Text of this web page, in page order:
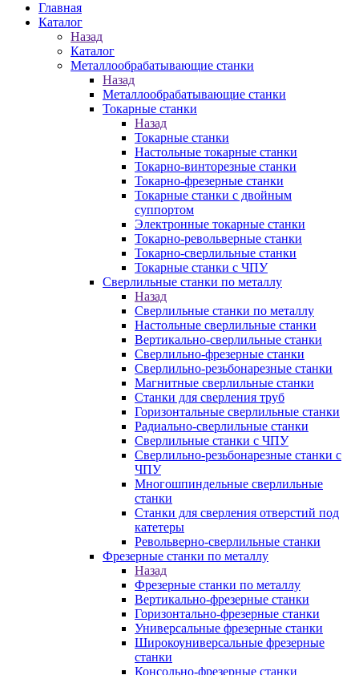
Главная
Каталог
Назад
Каталог
Металлообрабатывающие станки
Назад
Металлообрабатывающие станки
Токарные станки
Назад
Токарные станки
Настольные токарные станки
Токарно-винторезные станки
Токарно-фрезерные станки
Токарные станки с двойным
суппортом
Электронные токарные станки
Токарно-револьверные станки
Токарно-сверлильные станки
Токарные станки с ЧПУ
Сверлильные станки по металлу
Назад
Сверлильные станки по металлу
Настольные сверлильные станки
Вертикально-сверлильные станки
Сверлильно-фрезерные станки
Сверлильно-резьбонарезные станки
Магнитные сверлильные станки
Станки для сверления труб
Горизонтальные сверлильные станки
Радиально-сверлильные станки
Сверлильные станки с ЧПУ
Сверлильно-резьбонарезные станки с
ЧПУ
Многошпиндельные сверлильные
станки
Станки для сверления отверстий под
катетеры
Револьверно-сверлильные станки
Фрезерные станки по металлу
Назад
Фрезерные станки по металлу
Вертикально-фрезерные станки
Горизонтально-фрезерные станки
Универсальные фрезерные станки
Широкоуниверсальные фрезерные
станки
Консольно-фрезерные станки